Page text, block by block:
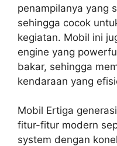
penampilanya yang
sehingga cocok
kegiatan. Mobil ini
engine yang
bakar, sehingga
kendaraan yang
Mobil Ertiga
fitur-fitur modern
system dengan